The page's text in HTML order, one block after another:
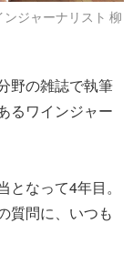
ジャーナリスト 柳
野の雑誌で執筆
るワインジャー
なって4年目。
質問に、いつも